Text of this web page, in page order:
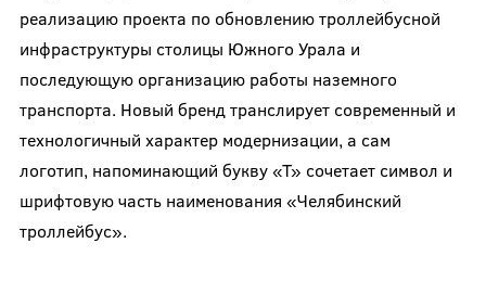
реализацию проекта по обновлению троллейбусной
инфраструктуры столицы Южного Урала и
последующую организацию работы наземного
транспорта. Новый бренд транслирует современный и
технологичный характер модернизации, а сам
логотип, напоминающий букву «Т» сочетает символ и
шрифтовую часть наименования «Челябинский
троллейбус».